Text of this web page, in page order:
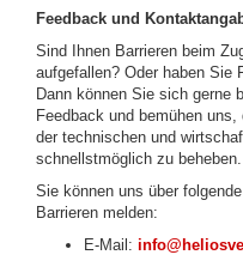
Feedback und
Sind Ihnen Barrieren beim
aufgefallen? Oder haben Sie
Dann können Sie sich gerne
Feedback und bemühen
der technischen und
schnellstmöglich zu beheben.
Sie können uns über
Barrieren melden:
E-Mail: